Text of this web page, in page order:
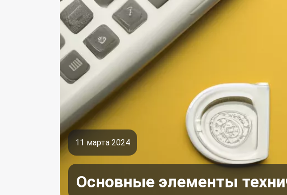
11 марта 2024
Основные элементы